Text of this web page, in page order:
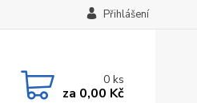
Přihlášení
0ks
za 0,00 Kč